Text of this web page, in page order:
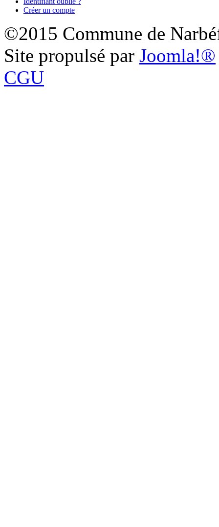
Créer un compte
©2015 Commune de
Site propulsé par Joomla!®
CGU